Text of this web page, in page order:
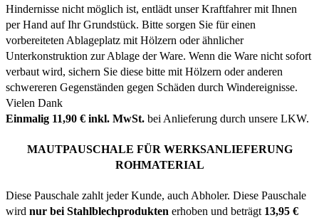
Hindernisse nicht möglich ist, entlädt unser Kraftfahrer mit Ihnen
per Hand auf Ihr Grundstück. Bitte sorgen Sie für einen
vorbereiteten Ablageplatz mit Hölzern oder ähnlicher
Unterkonstruktion zur Ablage der Ware. Wenn die Ware nicht sofort
verbaut wird, sichern Sie diese bitte mit Hölzern oder anderen
schwereren Gegenständen gegen Schäden durch Windereignisse.
Vielen Dank
Einmalig 11,90 € inkl. MwSt. bei Anlieferung durch unsere LKW.
MAUTPAUSCHALE FÜR WERKSANLIEFERUNG
ROHMATERIAL
Diese Pauschale zahlt jeder Kunde, auch Abholer. Diese Pauschale
wird nur bei Stahlblechprodukten erhoben und beträgt 13,95 €